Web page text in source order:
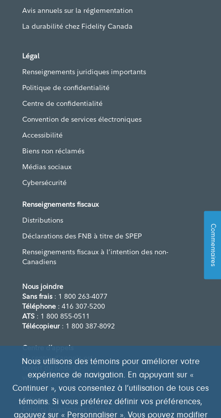
Avis annuels sur la réglementation
La durabilité chez Fidelity Canada
Légal
Renseignements juridiques importants
Politique de confidentialité
Centre de confidentialité
Convention de services électroniques
Accessibilité
Biens non réclamés
Médias sociaux
Cybersécurité
Renseignements fiscaux
Distributions
Déclarations des FNB à titre de SPEP
Renseignements fiscaux à l’intention des non-
Canadiens
Nous joindre
Sans frais: 1 800 263-4077
Téléphone : 416 307-5200
ATS : 1 800 855-0511
Télécopieur: 1 800 387-8092
Centre d’appels
Le centre d’appels est
vendredi, de 8 h à 20 h (HE)
Adresse
Fidelity Investments Canada
Nous utilisons des témoins pour améliorer votre
expérience de navigation. En appuyant sur «
Continuer », vous consentez à l’utilisation de tous ces
témoins. Si vous préférez définir vos préférences,
appuyez sur « Personnaliser ». Vous pouvez modifier
Commentaires